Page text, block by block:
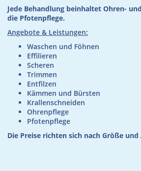
Jede Behandlung beinhaltet Ohren-
die Pfotenpflege.
Angebote & Leistungen:
Waschen und Föhnen
Effilieren
Scheren
Trimmen
Entfilzen
Kämmen und Bürsten
Krallenschneiden
Ohrenpflege
Pfotenpflege
Die Preise richten sich nach Größe